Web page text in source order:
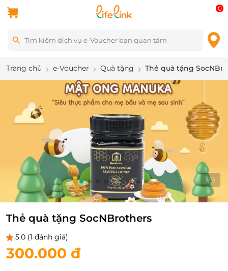
0
Trang chủ e-Voucher Quà tặng Thẻ quà tặng
2/9
Thẻ quà tặng SocNBrothers
5.0 (1 đánh giá)
300.000 đ